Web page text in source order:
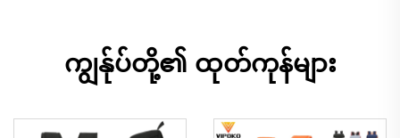
ကျွန်ုပ်တို့၏ ထုတ်ကုန်များ